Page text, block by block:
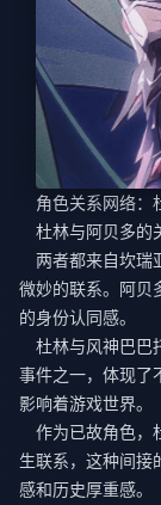
角色关系网络：
杜林与阿贝多的
两者都来自坎瑞
微妙的联系。阿贝
的身份认同感。
杜林与风神巴巴
事件之一，体现了
影响着游戏世界。
作为已故角色，
生联系，这种间接
感和历史厚重感。